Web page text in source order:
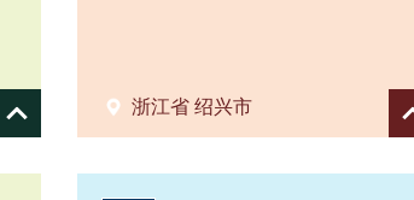
浙江省 绍兴市